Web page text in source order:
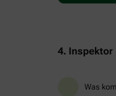
4. Inspektor
Was